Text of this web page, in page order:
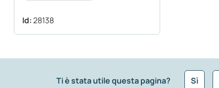
Id:28138
Ti è stata utile questa pagina? Sì